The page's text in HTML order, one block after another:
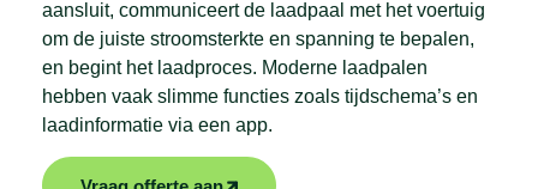
aansluit, communiceert de laadpaal met het voertuig
om de juiste stroomsterkte en spanning te bepalen,
en begint het laadproces. Moderne laadpalen
hebben vaak slimme functies zoals tijdschema’s en
laadinformatie via een app.